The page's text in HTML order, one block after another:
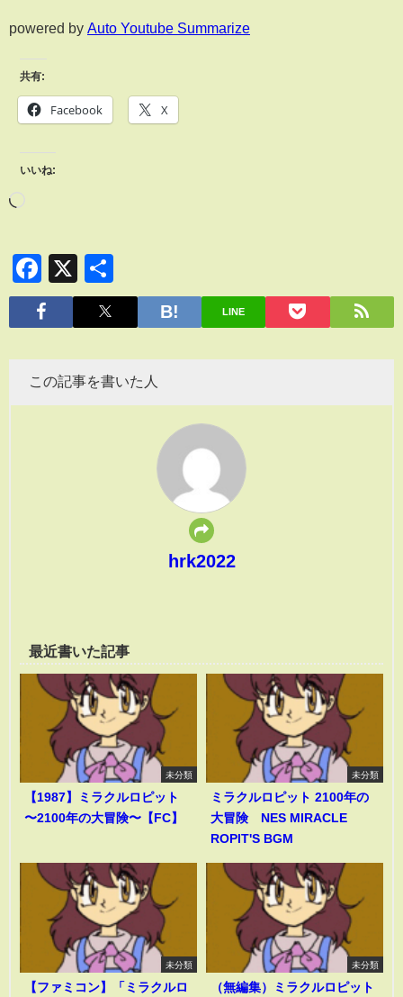
powered by Auto Youtube Summarize
共有:
Facebook X
いいね:
Facebook
X
有
LINE
この記事を書いた人
hrk2022
最近書いた記事
未分類
【1987】ミラクルロピット
〜2100年の大冒険〜【FC】
未分類
ミラクルロピット 2100年の
大冒険 NES MIRACLE
ROPIT'S BGM
未分類
【ファミコン】「ミラクルロ
未分類
（無編集）ミラクルロピット